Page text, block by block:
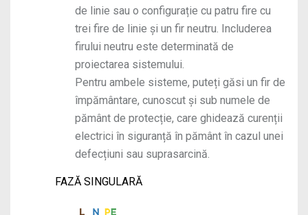
de linie sau o configurație cu patru fire cu
trei fire de linie și un fir neutru. Includerea
firului neutru este determinată de
proiectarea sistemului.
Pentru ambele sisteme, puteți găsi un fir de
împământare, cunoscut și sub numele de
pământ de protecție, care ghidează curenții
electrici în siguranță în pământ în cazul unei
defecțiuni sau suprasarcină.
FAZĂ SINGULARĂ